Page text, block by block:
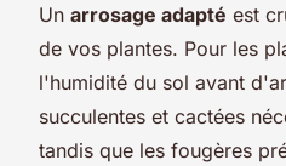
Un arrosage adapté est
de vos plantes. Pour les
l'humidité du sol avant
succulentes et cactées
tandis que les fougères